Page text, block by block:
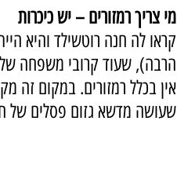
מי צריך רמזורים – יש כיכרות
קראו לה חנה רוטשילד והיא
הרבה), שעוד קרובי משפחה
אין בכלל רמזורים. במקום זה
שעושה מדשא גזום פסלים של